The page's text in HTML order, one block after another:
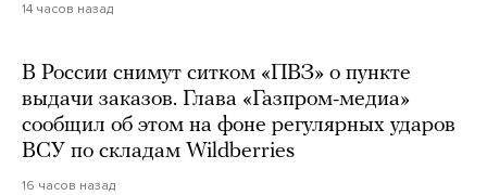
14 часов назад
В России снимут ситком «ПВЗ» о пункте
выдачи заказов. Глава «Газпром-медиа»
сообщил об этом на фоне регулярных ударов
ВСУ по складам Wildberries
16 часов назад